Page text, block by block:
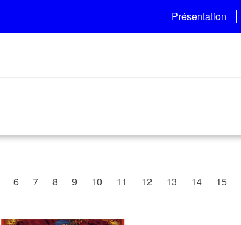
Présentation
6 7 8 9 10 11 12 13 14 15